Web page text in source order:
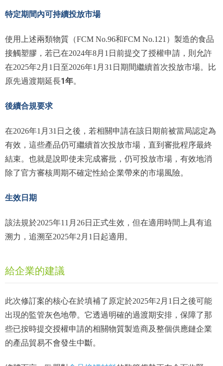
特定期間內可持續投放市場
使用上述兩類物質（FCM No.96和FCM No.121）製造的食品
接觸塑膠，若已在2024年8月1日前提交了授權申請，則允許
在2025年2月1日至2026年1月31日期間繼續首次投放市場。比
原先過渡期延長1年。
後續合規要求
在2026年1月31日之後，若相關申請在該日期前被當局認定為
有效，這些產品仍可繼續首次投放市場，直到審批程序最終
結束。也就是說即使未完成審批，仍可投放市場，有效地消
除了官方審核周期不確定性給企業帶來的市場風險。
生效日期
該法規於2025年11月26日正式生效，但在適用時間上具有追
溯力，追溯至2025年2月1日起適用。
給企業的建議
此次修訂案的核心在於填補了原定於2025年2月1日之後可能
出現的監管灰色地帶。它透過明確的過渡期安排，保障了那
些已按時提交授權申請的相關物質製造商及整個供應鏈企業
的產品貿易不會發生中斷。